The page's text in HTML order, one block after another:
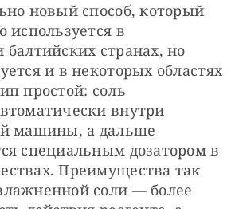
новый способ, который
используется в
странах, но
и в некоторых областях
простой: соль
внутри
машины, а дальше
специальным дозатором в
Преимущества так
соли — более